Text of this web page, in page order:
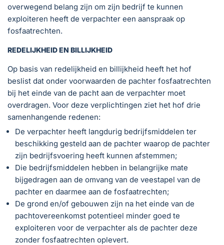
overwegend belang zijn om zijn bedrijf te kunnen
exploiteren heeft de verpachter een aanspraak op
fosfaatrechten.
REDELIJKHEID EN BILLIJKHEID
Op basis van redelijkheid en billijkheid heeft het hof
beslist dat onder voorwaarden de pachter fosfaatrechten
bij het einde van de pacht aan de verpachter moet
overdragen. Voor deze verplichtingen ziet het hof drie
samenhangende redenen:
De verpachter heeft langdurig bedrijfsmiddelen ter
beschikking gesteld aan de pachter waarop de pachter
zijn bedrijfsvoering heeft kunnen afstemmen;
Die bedrijfsmiddelen hebben in belangrijke mate
bijgedragen aan de omvang van de veestapel van de
pachter en daarmee aan de fosfaatrechten;
De grond en/of gebouwen zijn na het einde van de
pachtovereenkomst potentieel minder goed te
exploiteren voor de verpachter als de pachter deze
zonder fosfaatrechten oplevert.